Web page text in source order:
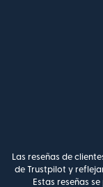
Las reseñas de
de Trustpilot y
Estas reseñas